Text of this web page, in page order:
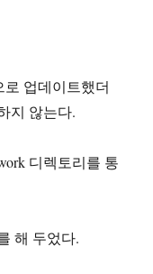
로 업데이트했더
지 않는다.
디렉토리를 통
해 두었다.